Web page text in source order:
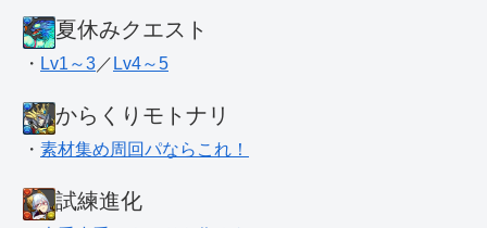
夏休みクエスト
・ Lv1～3 ／ Lv4～5
からくりモトナリ
・ 素材集め周回パならこれ！
試練進化